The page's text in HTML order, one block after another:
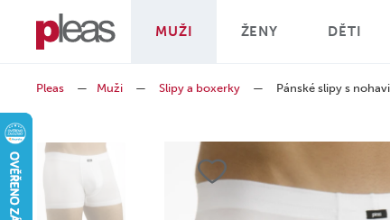
MUŽI ŽENY DĚTI
Pleas — Muži — Slipy a boxerky — Pánské slipy s